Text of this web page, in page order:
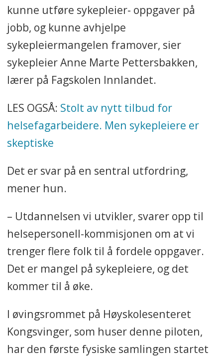
kunne utføre sykepleier- oppgaver på
jobb, og kunne avhjelpe
sykepleiermangelen framover, sier
sykepleier Anne Marte Pettersbakken,
lærer på Fagskolen Innlandet.
LES OGSÅ: Stolt av nytt tilbud for
helsefagarbeidere. Men sykepleiere er
skeptiske
Det er svar på en sentral utfordring,
mener hun.
– Utdannelsen vi utvikler, svarer opp til
helsepersonell-kommisjonen om at vi
trenger flere folk til å fordele oppgaver.
Det er mangel på sykepleiere, og det
kommer til å øke.
I øvingsrommet på Høyskolesenteret
Kongsvinger, som huser denne piloten,
har den første fysiske samlingen startet